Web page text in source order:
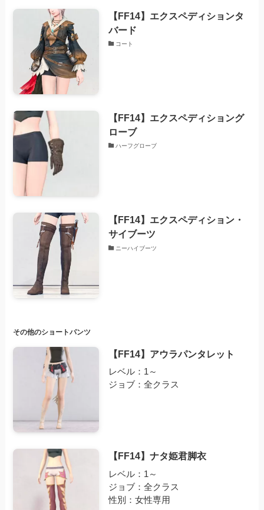
【FF14】エクスペディションタ
バード
コート
【FF14】エクスペディショング
ローブ
ハーフグローブ
【FF14】エクスペディション・
サイブーツ
ニーハイブーツ
その他のショートパンツ
【FF14】アウラパンタレット
レベル：1～
ジョブ：全クラス
【FF14】ナタ姫君脚衣
レベル：1～
ジョブ：全クラス
性別：女性専用